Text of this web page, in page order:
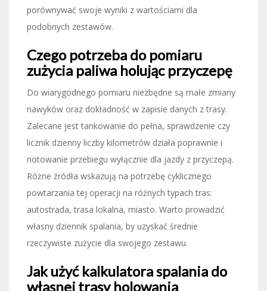
porównywać swoje wyniki z wartościami dla
podobnych zestawów.
Czego potrzeba do pomiaru
zużycia paliwa holując przyczepę
Do wiarygodnego pomiaru niezbędne są małe zmiany
nawyków oraz dokładność w zapisie danych z trasy.
Zalecane jest tankowanie do pełna, sprawdzenie czy
licznik dzienny liczby kilometrów działa poprawnie i
notowanie przebiegu wyłącznie dla jazdy z przyczepą.
Różne źródła wskazują na potrzebę cyklicznego
powtarzania tej operacji na różnych typach tras:
autostrada, trasa lokalna, miasto. Warto prowadzić
własny dziennik spalania, by uzyskać średnie
rzeczywiste zużycie dla swojego zestawu.
Jak użyć kalkulatora spalania do
własnej trasy holowania